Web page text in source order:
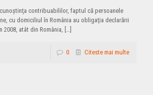
cunoştinţa contribuabililor, faptul că persoanele
cu domiciliul în România au obligaţia declarării
atât din România, […]
0 Citeste mai multe